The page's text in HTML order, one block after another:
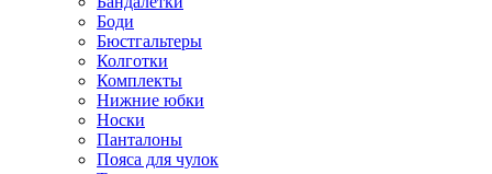
Боди
Бюстгальтеры
Колготки
Комплекты
Нижние юбки
Носки
Панталоны
Поясa для чулок